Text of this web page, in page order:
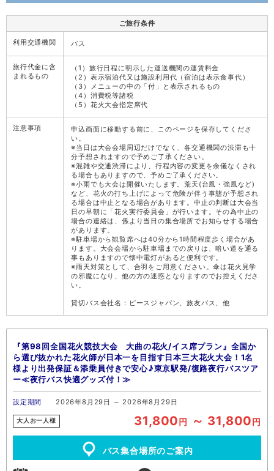
ご旅行条件
利用交通機関 バス
旅行代金に含
まれるもの
（1）旅行日程に明示した運送機関の運賃料金
（2）表示宿泊代又は施設利用代（宿泊は表示食事代）
（3）メニューの中の「付」と表示されるもの
（4）消費税等諸税
（5）花火大会指定席代
注意事項
申込画面に移動する前に、このページを保存してくださ
い。
※当日は大会会場周辺だけでなく、各交通機関の渋滞も十
分予想されますので予めご了承ください。
※混雑や交通渋滞により、行程内容の変更を余儀なくされ
る場合もありますので、予めご了承ください。
※小雨でも大会は開催いたします。荒天(台風・強風など)
など、花火の打ち上げによって危険が伴う事態が予想され
る場合は中止となる場合があります。中止の判断は大会当
日の早朝に「花火実行委員会」が行います。その為中止の
場合の連絡は、係より当日の集合場所でお知らせする場合
があります。
※駐車場から観覧席へは40分から1時間程度歩く場合があ
ります。大会会場から駐車場までの戻りは、暗い道を通る
事もありますので懐中電灯があると便利です。
※雨天対策として、合羽をご用意ください。傘は花火見学
の邪魔になり、他の方の迷惑となりますのでお控えくださ
い。
貸切バス会社名：ピースジャパン、旅友バス、他
『第98回全国花火競技大会 大曲の花火/イス席プラン』全国か
ら選び抜かれた花火師が日本一を目指す日本三大花火大会！1名
様より出発保証＆添乗員付きで安心♪東京駅発/復路夜行バスツア
ー≪夜行バス快適グッズ付！≫
設定期間 2026年8月29日 ～ 2026年8月29日
大人お一人様 31,800円 ～ 31,800円
バス集合場所のご案内